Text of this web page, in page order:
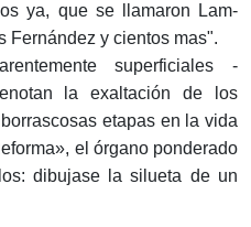
ya, que se llamaron Lam­
Fernández y cientos mas".
superficiales -
la exaltación de los
etapas en la vida
el órgano ponderado
dibujase la silueta de un